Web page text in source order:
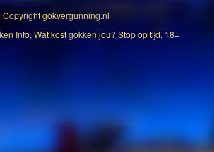
Copyrightgokvergunning.nl
Info, Wat kost gokken jou? Stop op tijd, 18+